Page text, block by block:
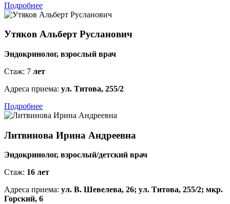
Подробнее
Утяков Альберт Русланович
Эндокринолог, взрослый врач
Стаж: 7 лет
Адреса приема: ул. Титова, 255/2
Подробнее
Литвинова Ирина Андреевна
Эндокринолог, взрослый/детский врач
Стаж: 16 лет
Адреса приема: ул. В. Шевелева, 26; ул. Титова, 255/2; мкр.
Горский, 6